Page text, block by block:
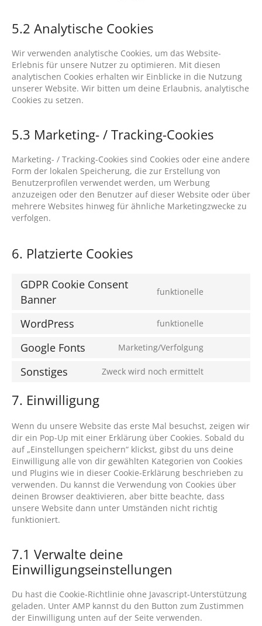
5.2 Analytische Cookies
Wir verwenden analytische Cookies, um das Website-
Erlebnis für unsere Nutzer zu optimieren. Mit diesen
analytischen Cookies erhalten wir Einblicke in die Nutzung
unserer Website. Wir bitten um deine Erlaubnis, analytische
Cookies zu setzen.
5.3 Marketing- / Tracking-Cookies
Marketing- / Tracking-Cookies sind Cookies oder eine andere
Form der lokalen Speicherung, die zur Erstellung von
Benutzerprofilen verwendet werden, um Werbung
anzuzeigen oder den Benutzer auf dieser Website oder über
mehrere Websites hinweg für ähnliche Marketingzwecke zu
verfolgen.
6. Platzierte Cookies
GDPR Cookie Consent
Banner
funktionelle
WordPress funktionelle
Google Fonts Marketing/Verfolgung
Sonstiges Zweck wird noch ermittelt
7. Einwilligung
Wenn du unsere Website das erste Mal besuchst, zeigen wir
dir ein Pop-Up mit einer Erklärung über Cookies. Sobald du
auf „Einstellungen speichern“ klickst, gibst du uns deine
Einwilligung alle von dir gewählten Kategorien von Cookies
und Plugins wie in dieser Cookie-Erklärung beschrieben zu
verwenden. Du kannst die Verwendung von Cookies über
deinen Browser deaktivieren, aber bitte beachte, dass
unsere Website dann unter Umständen nicht richtig
funktioniert.
7.1 Verwalte deine
Einwilligungseinstellungen
Du hast die Cookie-Richtlinie ohne Javascript-Unterstützung
geladen. Unter AMP kannst du den Button zum Zustimmen
der Einwilligung unten auf der Seite verwenden.